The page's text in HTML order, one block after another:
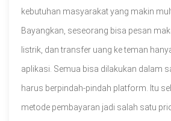
kebutuhan masyarakat yang makin
Bayangkan, seseorang bisa pesan
listrik, dan transfer uang ke teman
aplikasi. Semua bisa dilakukan dalam
harus berpindah-pindah platform. Itu
metode pembayaran jadi salah satu